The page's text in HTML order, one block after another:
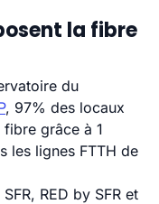
la fibre
du
, 97% des locaux
grâce à 1
les lignes FTTH de
RED by SFR et